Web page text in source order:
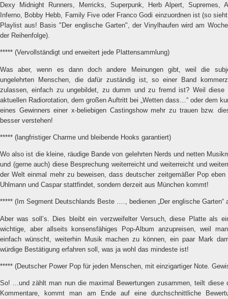
Dexy Midnight Runners, Merricks, Superpunk, Herb Alpert, Supremes,
Inferno, Bobby Hebb, Family Five oder Franco Godi einzuordnen ist (so
Playlist aus! Basis "Der englische Garten", der Vinylhaufen wird am
der Reihenfolge).
***** (Vervollständigt und erweitert jede Plattensammlung)
Was aber, wenn es dann doch andere Meinungen gibt, weil die
ungelehrten Menschen, die dafür zuständig ist, so einer Band
zulassen, einfach zu ungebildet, zu dumm und zu fremd ist? Weil diese
aktuellen Radiorotation, dem großen Auftritt bei „Wetten dass…“ oder dem
eines Gewinners einer x-beliebigen Castingshow mehr zu trauen bzw.
besser verstehen!
***** (langfristiger Charme und bleibende Hooks garantiert)
Wo also ist die kleine, räudige Bande von gelehrten Nerds und netten
und (gerne auch) diese Besprechung weiterreicht und weiterreicht und
der Welt einmal mehr zu beweisen, dass deutscher zeitgemäßer Pop
Uhlmann und Caspar stattfindet, sondern derzeit aus München kommt!
***** (Im Segment Deutschlands Beste …., bedienen „Der englische Garten“
Aber was soll’s. Dies bleibt ein verzweifelter Versuch, diese Platte als
wichtige, aber allseits konsensfähiges Pop-Album anzupreisen, weil
einfach wünscht, weiterhin Musik machen zu können, ein paar Mark
würdige Bestätigung erfahren soll, was ja wohl das mindeste ist!
***** (Deutscher Power Pop für jeden Menschen, mit einzigartiger Note.
So! ...und zählt man nun die maximal Bewertungen zusammen, teilt diese
Kommentare, kommt man am Ende auf eine durchschnittliche